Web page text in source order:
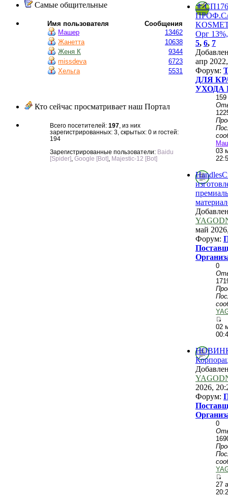
Самые общительные
Имя пользователя
Сообщения
Машер
13462
Жанетта
10638
Женя К
9344
missdeva
6723
Хельга
5531
Кто сейчас просматривает наш Портал
Всего посетителей: 197 , из них
зарегистрированных: 3, скрытых: 0 и гостей:
194
Зарегистрированные пользователи: Baidu
[Spider] Google [Bot] Majestic-12 [Bot]
⚜️
Орг
5, 6, 7
апр
Форум:
ДЛЯ
УХОДА
159
03
май
Форум:
0
02
2026,
Форум:
0
27